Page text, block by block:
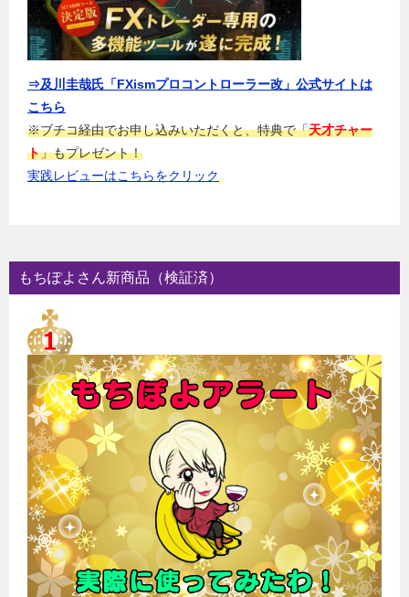
⇒及川圭哉氏「FXismプロコントローラー改」公式サイトは
こちら
※ブチコ経由でお申し込みいただくと、特典で「天才チャー
ト」もプレゼント！
実践レビューはこちらをクリック
もちぽよさん新商品（検証済）